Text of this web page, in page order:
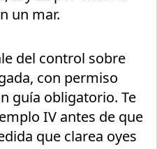
un mar.
del control sobre
con permiso
guía obligatorio. Te
IV antes de que
que clarea oyes